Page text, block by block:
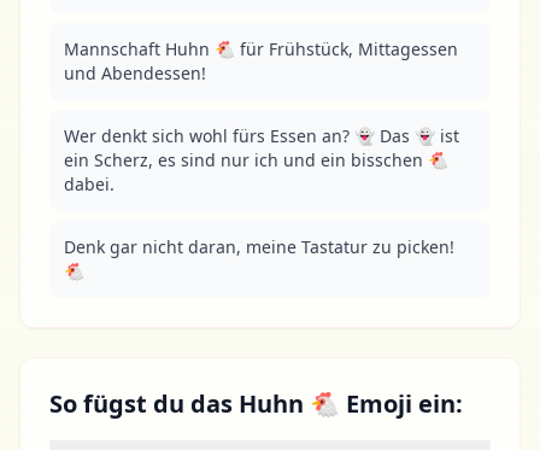
Mannschaft Huhn 🐔 für Frühstück, Mittagessen
und Abendessen!
Wer denkt sich wohl fürs Essen an? 👻 Das 👻 ist
ein Scherz, es sind nur ich und ein bisschen 🐔
dabei.
Denk gar nicht daran, meine Tastatur zu picken!
🐔
So fügst du das Huhn 🐔 Emoji ein: